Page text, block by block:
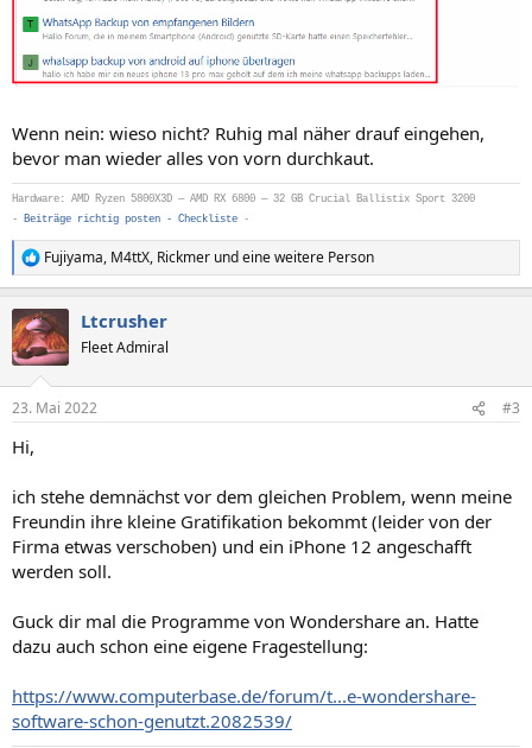
Wenn nein: wieso nicht? Ruhig mal näher drauf eingehen,
bevor man wieder alles von vorn durchkaut.
Hardware: AMD Ryzen 5800X3D — AMD RX 6800 — 32 GB Crucial Ballistix Sport 3200
- Beiträge richtig posten - Checkliste -
R
e
k
t
i
e
:
Fujiyama, M4ttX, Rickmer und eine weitere Person
Ltcrusher
Fleet Admiral
23. Mai 2022 #3
Hi,
ich stehe demnächst vor dem gleichen Problem, wenn meine
Freundin ihre kleine Gratifikation bekommt (leider von der
Firma etwas verschoben) und ein iPhone 12 angeschafft
werden soll.
Guck dir mal die Programme von Wondershare an. Hatte
dazu auch schon eine eigene Fragestellung:
https://www.computerbase.de/forum/t...e-wondershare-
software-schon-genutzt.2082539/